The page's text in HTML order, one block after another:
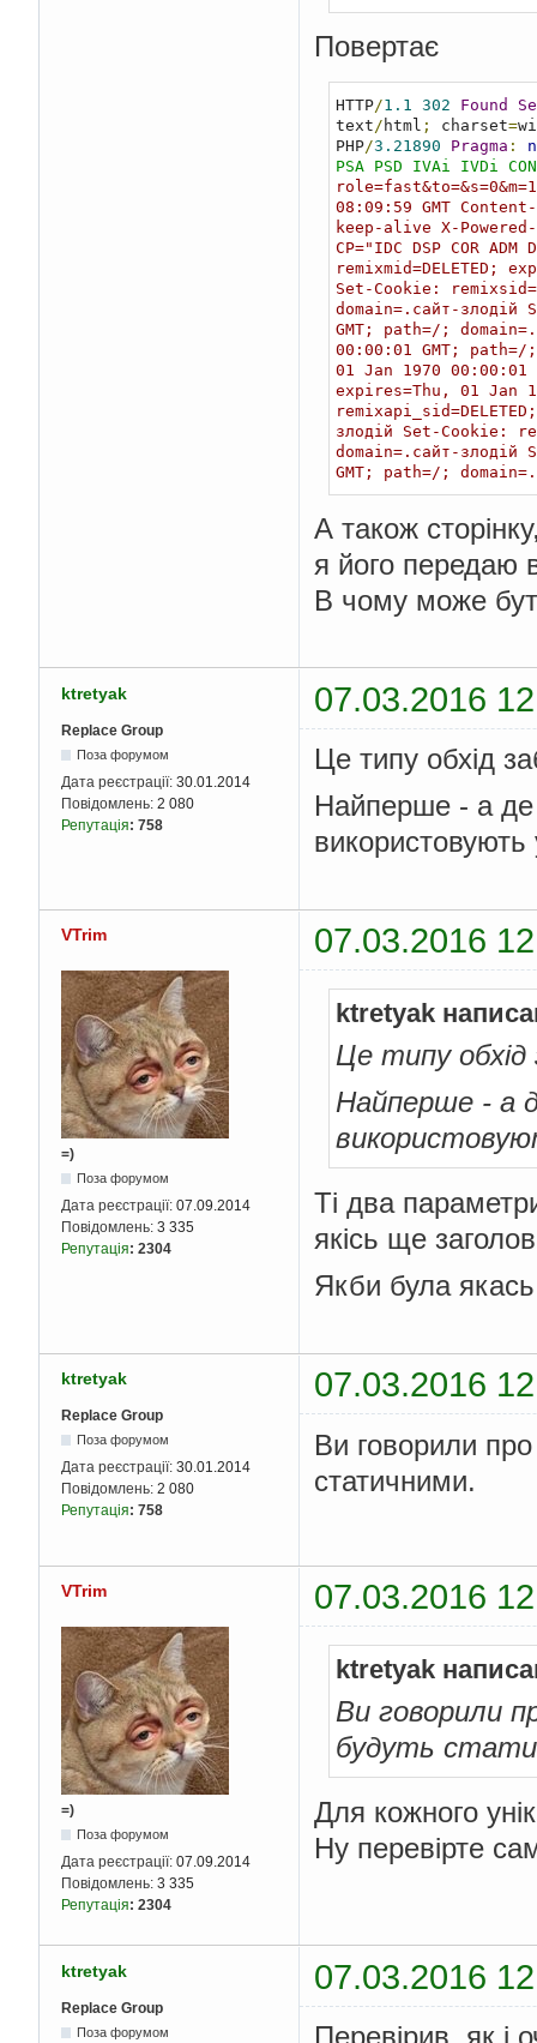
Повертає
HTTP/1.1 302 Found
text / html ; charset=
PHP/3.21890 Pragma :
PSA PSD IVAi IVDi
08:09:59 GMT
keep-alive X-
CP="IDC DSP COR
remixmid=DELETED;
Set-Cookie:
domain=.сайт-
GMT; path=/;
00:00:01 GMT; path=/;
01 Jan 1970 00:00:01
expires=Thu, 01 Jan
злодій Set-Cookie:
domain=.сайт-
GMT; path=/;
А також
я його передаю
В чому може
ktretyak 07.03.2016
Replace Group
Поза форумом
Дата реєстрації: 30.01.2014
Повідомлень: 2 080
Репутація: 758
Це типу обхід
Найперше - а
використовують
VTrim 07.03.2016
=)
Поза форумом
Дата реєстрації: 07.09.2014
Повідомлень: 3 335
Репутація: 2304
ktretyak
Це типу
Найперше - а
Ті два
якісь ще
Якби була якась
ktretyak 07.03.2016
Replace Group
Поза форумом
Дата реєстрації: 30.01.2014
Повідомлень: 2 080
Репутація: 758
Ви говорили про
статичними.
VTrim 07.03.2016
=)
Поза форумом
Дата реєстрації: 07.09.2014
Повідомлень: 3 335
Репутація: 2304
ktretyak
Ви говорили
будуть
Для кожного
Ну перевірте
ktretyak 07.03.2016
Replace Group
Поза форумом